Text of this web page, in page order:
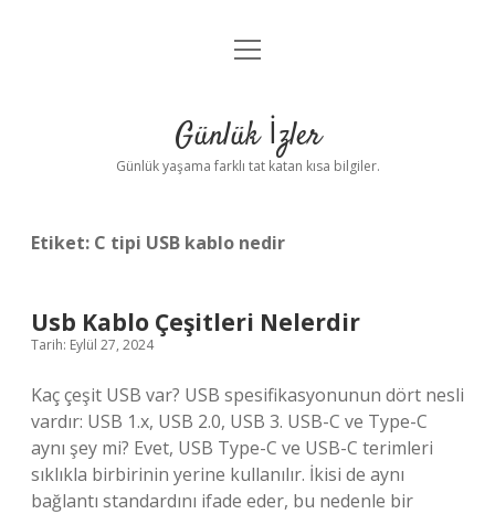
Anasayfa
Yasal Uyarı
menüyü
Günlük İzler
Günlük yaşama farklı tat katan kısa bilgiler.
Etiket: C tipi USB kablo nedir
Usb Kablo Çeşitleri Nelerdir
Tarih: Eylül 27, 2024
Kaç çeşit USB var? USB spesifikasyonunun dört nesli
vardır: USB 1.x, USB 2.0, USB 3. USB-C ve Type-C
aynı şey mi? Evet, USB Type-C ve USB-C terimleri
sıklıkla birbirinin yerine kullanılır. İkisi de aynı
bağlantı standardını ifade eder, bu nedenle bir